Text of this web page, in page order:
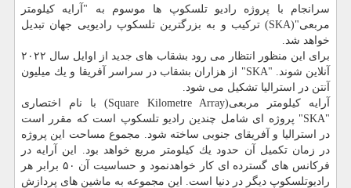
سرانجام با پروژه رادیو تلسكوپ ها موسوم به "آرایه كیلومتر
مربعی"(SKA) تركیب و به بزرگترین تلسكوپ رادیویی جهان تبدیل
خواهد شد.
برای این منظور انتظار می رود بشقاب های جدید از اوایل سال ۲۰۲۲
آنلاین شوند. "SKA" از هزاران بشقاب در سراسر آفریقا و یك میلیون
آنتن در استرالیا تشكیل می شود.
آرایه كیلومتر مربعی(Square Kilometre Array) با نام اختصاری
"SKA" پروژه ای شامل چندین رادیو تلسكوپ است كه مقرر است
در استرالیا و آفریقای جنوبی ساخته شود. مجموع مساحت این پروژه
در زمان تكمیل آن حدود یك كیلومتر مربع خواهد بود. این آرایه در
فركانس های گسترده ای كار خواهدنمود و حساسیت آن ۵۰ برابر هر
رادیوتلسكوپ دیگر در دنیا است. این مجموعه به ماشین های پردازش